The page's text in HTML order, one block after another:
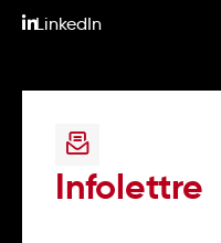
LinkedIn
Infolettre